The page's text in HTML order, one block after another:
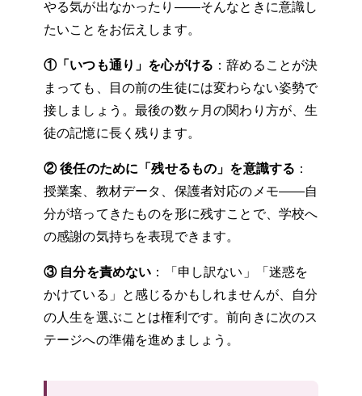
やる気が出なかったり——そんなときに意識し
たいことをお伝えします。
①「いつも通り」を心がける ：辞めることが決
まっても、目の前の生徒には変わらない姿勢で
接しましょう。最後の数ヶ月の関わり方が、生
徒の記憶に長く残ります。
② 後任のために「残せるもの」を意識する ：
授業案、教材データ、保護者対応のメモ——自
分が培ってきたものを形に残すことで、学校へ
の感謝の気持ちを表現できます。
③ 自分を責めない ：「申し訳ない」「迷惑を
かけている」と感じるかもしれませんが、自分
の人生を選ぶことは権利です。前向きに次のス
テージへの準備を進めましょう。